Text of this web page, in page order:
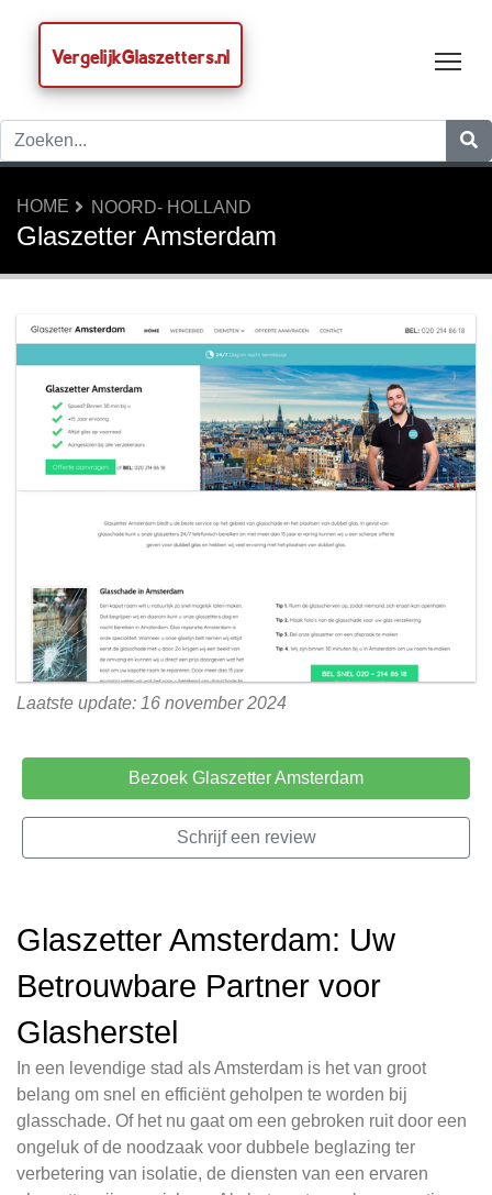
VergelijkGlaszetters.nl
HOME NOORD- HOLLAND
Glaszetter Amsterdam
Laatste update: 16 november 2024
Bezoek Glaszetter Amsterdam
Schrijf een review
Glaszetter Amsterdam: Uw
Betrouwbare Partner voor
Glasherstel
In een levendige stad als Amsterdam is het van groot
belang om snel en efficiënt geholpen te worden bij
glasschade. Of het nu gaat om een gebroken ruit door een
ongeluk of de noodzaak voor dubbele beglazing ter
verbetering van isolatie, de diensten van een ervaren